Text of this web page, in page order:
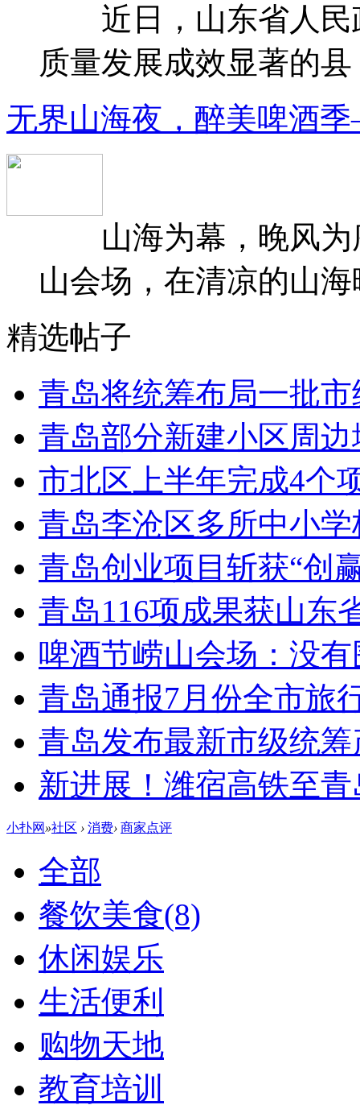
近日，山东省人民
质量发展成效显著的
无界山海夜，醉美啤酒
山海为幕，晚风为
山会场，在清凉的山
精选帖子
青岛将统筹布局一批市
青岛部分新建小区周
市北区上半年完成4个
青岛李沧区多所中小
青岛创业项目斩获“创
青岛116项成果获山东
啤酒节崂山会场：没有
青岛通报7月份全市旅
青岛发布最新市级统
新进展！潍宿高铁至
小扑网 »社区 › 消费› 商家点评
全部
餐饮美食(8)
休闲娱乐
生活便利
购物天地
教育培训